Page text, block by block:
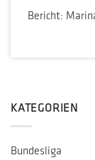
Bericht:
KATEGORIEN
Bundesliga